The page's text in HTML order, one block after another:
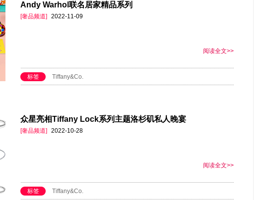
Andy Warhol联名居家精品系列
[奢品频道] 2022-11-09
阅读全文>>
标签 Tiffany&Co.
众星亮相Tiffany Lock系列主题洛杉矶私人晚宴
[奢品频道] 2022-10-28
阅读全文>>
标签 Tiffany&Co.